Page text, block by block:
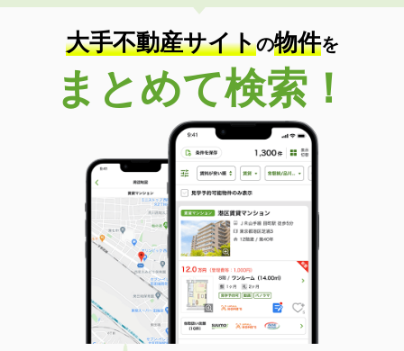
専有面積 28.02m²
間取り
1K
宮崎県宮崎市祇園４
価 格
4.60万円
宮崎県宮崎市祇園４
23.18m²
間取り
1K
宮崎県宮崎市学園木花台桜１
価 格
3.80万円
住 所
宮崎県宮崎市学園木花台桜１
専有面積 28.02m²
間取り
1K
宮崎県宮崎市阿波岐原町火切塚
大手不動産サイトの物件を
まとめて検索！